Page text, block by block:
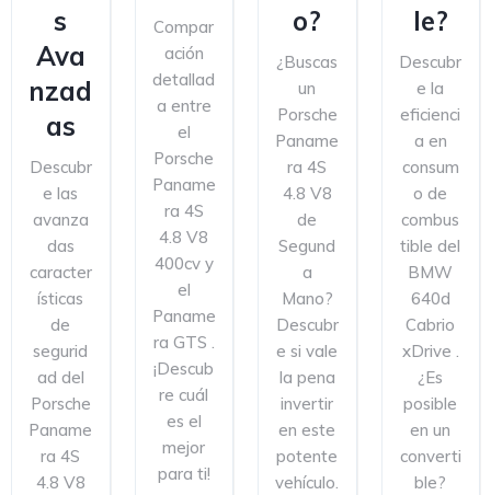
s
Ava
nzad
as
Descubr
e las
avanza
das
caracter
ísticas
de
segurid
ad del
Porsche
Paname
ra 4S
4.8 V8
Compar
ación
detallad
a entre
el
Porsche
Paname
ra 4S
4.8 V8
400cv y
el
Paname
ra GTS .
¡Descub
re cuál
es el
mejor
para ti!
o?
¿Buscas
un
Porsche
Paname
ra 4S
4.8 V8
de
Segund
a
Mano?
Descubr
e si vale
la pena
invertir
en este
potente
vehículo.
le?
Descubr
e la
eficienci
a en
consum
o de
combus
tible del
BMW
640d
Cabrio
xDrive .
¿Es
posible
en un
converti
ble?